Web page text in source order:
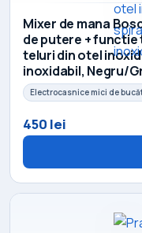
Mixer de mana
de putere + functie
teluri din otel
inoxidabil, Negru/
Electrocasnice mici de
450 lei